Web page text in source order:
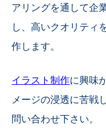
アリングを通して企
し、高いクオリティ
作します。
イラスト制作に興味
メージの浸透に苦戦
問い合わせ下さい。